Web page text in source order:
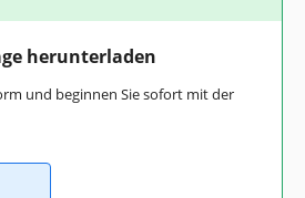
herunterladen
und beginnen Sie sofort mit der